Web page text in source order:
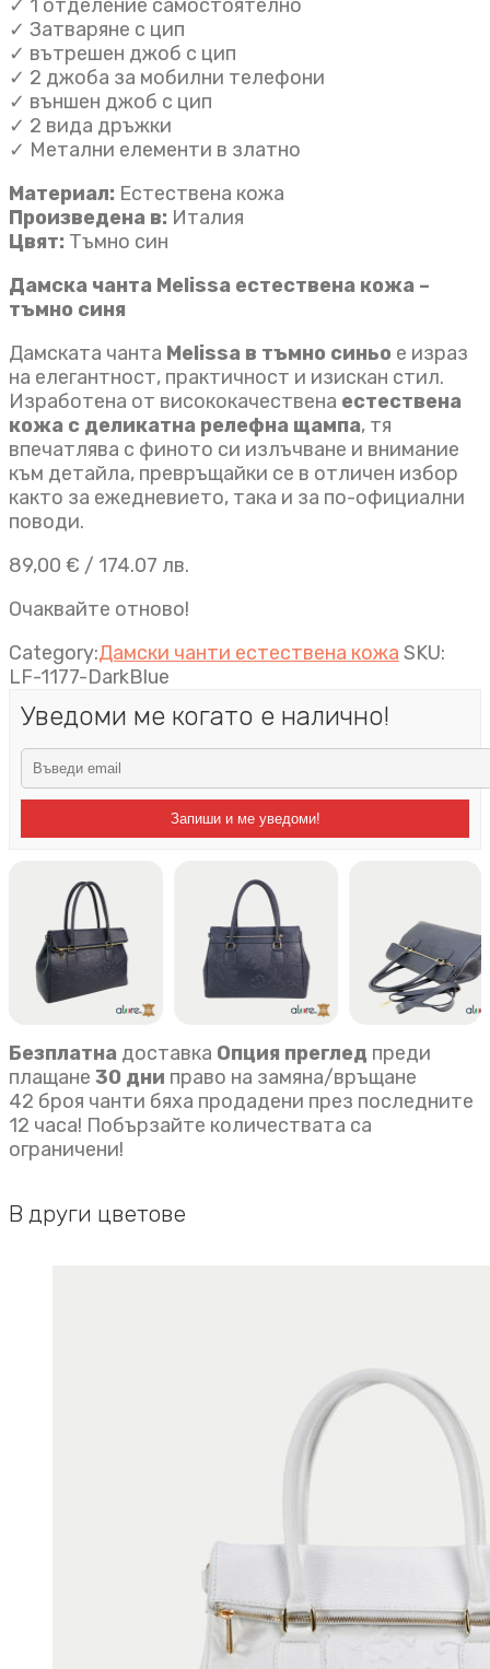
✓ 1 отделение самостоятелно
✓ Затваряне с цип
✓ вътрешен джоб с цип
✓ 2 джоба за мобилни телефони
✓ външен джоб с цип
✓ 2 вида дръжки
✓ Метални елементи в златно
Материал: Естествена кожа
Произведена в: Италия
Цвят: Тъмно син
Дамска чанта Melissa естествена кожа –
тъмно синя
Дамската чанта Melissa в тъмно синьо е израз
на елегантност, практичност и изискан стил.
Изработена от висококачествена естествена
кожа с деликатна релефна щампа, тя
впечатлява с финото си излъчване и внимание
към детайла, превръщайки се в отличен избор
както за ежедневието, така и за по-официални
поводи.
89,00 € / 174.07 лв.
Очаквайте отново!
Category:Дамски чанти естествена кожа SKU:
LF-1177-DarkBlue
Уведоми ме когато е налично!
Запиши и ме уведоми!
Безплатна доставка Опция преглед преди
плащане 30 дни право на замяна/връщане
42 броя чанти бяха продадени през последните
12 часа! Побързайте количествата са
ограничени!
В други цветове